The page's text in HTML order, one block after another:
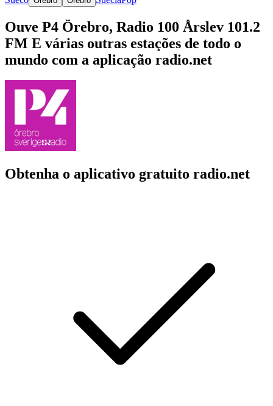
Ouve P4 Örebro, Radio 100 Årslev 101.2
FM E várias outras estações de todo o
mundo com a aplicação radio.net
Obtenha o aplicativo gratuito radio.net